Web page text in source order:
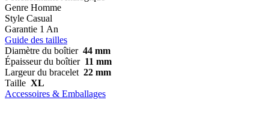
Genre Homme
Style Casual
Garantie 1 An
Guide des tailles
Diamètre du boîtier 44 mm
Épaisseur du boîtier 11 mm
Largeur du bracelet 22 mm
Taille XL
Accessoires & Emballages